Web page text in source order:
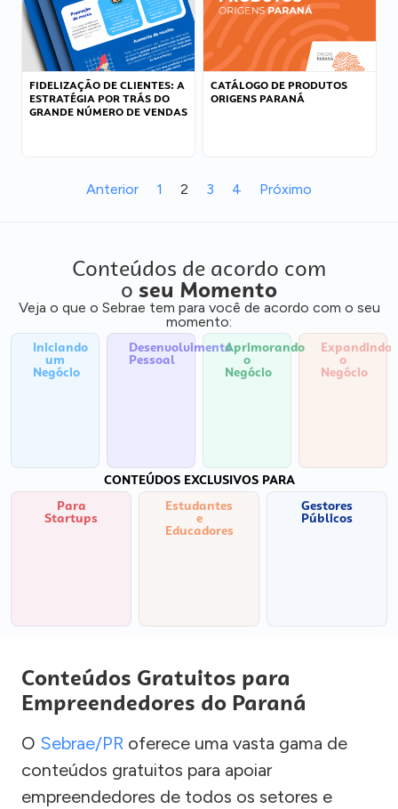
FIDELIZAÇÃO DE CLIENTES: A
ESTRATÉGIA POR TRÁS DO
GRANDE NÚMERO DE VENDAS
CATÁLOGO DE PRODUTOS
ORIGENS PARANÁ
Anterior 1 2 3 4 Próximo
Conteúdos de acordo com
o seu Momento
Veja o que o Sebrae tem para você de acordo com o seu
momento:
Iniciando
um
Negócio
Desenvolvimento
Pessoal
Aprimorando
o
Negócio
Expandindo
o
Negócio
CONTEÚDOS EXCLUSIVOS PARA
Para
Startups
Estudantes
e
Educadores
Gestores
Públicos
Conteúdos Gratuitos para
Empreendedores do Paraná
O Sebrae/PR oferece uma vasta gama de
conteúdos gratuitos para apoiar
empreendedores de todos os setores e